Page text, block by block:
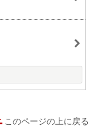
このページの上に戻る